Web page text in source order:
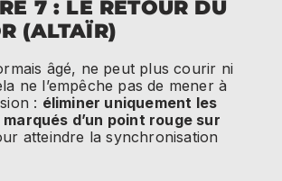
7 : LE RETOUR DU
(ALTAÏR)
âgé, ne peut plus courir ni
ne l’empêche pas de mener à
: éliminer uniquement les
d’un point rouge sur
atteindre la synchronisation